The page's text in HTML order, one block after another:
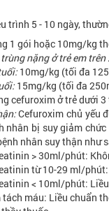
trình 5 - 10 ngày,
1 gói hoặc 10mg/kg
nặng ở trẻ em trên
10mg/kg (tối đa
15mg/kg (tối đa
cefuroxim ở trẻ dưới
Cefuroxim chủ yếu
nhân bị suy giảm
nhân suy thận như
> 30ml/phút: Không
từ 10-29 ml/phút:
< 10ml/phút: Liều
Liều chuẩn theo